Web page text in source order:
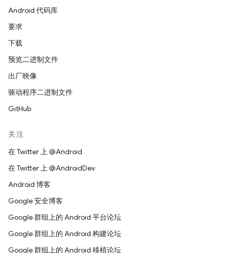
Android 代码库
要求
下载
预览二进制文件
出厂映像
驱动程序二进制文件
GitHub
关注
在 Twitter 上 @Android
在 Twitter 上 @AndroidDev
Android 博客
Google 安全博客
Google 群组上的 Android 平台论坛
Google 群组上的 Android 构建论坛
Google 群组上的 Android 移植论坛